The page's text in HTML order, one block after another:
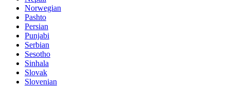
Norwegian
Pashto
Persian
Punjabi
Serbian
Sesotho
Sinhala
Slovak
Slovenian